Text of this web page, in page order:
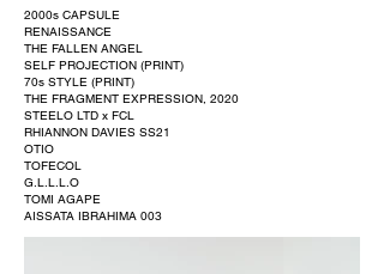
2000s CAPSULE
RENAISSANCE
THE FALLEN ANGEL
SELF PROJECTION (PRINT)
70s STYLE (PRINT)
THE FRAGMENT EXPRESSION, 2020
STEELO LTD x FCL
RHIANNON DAVIES SS21
OTIO
TOFECOL
G.L.L.L.O
TOMI AGAPE
AISSATA IBRAHIMA 003